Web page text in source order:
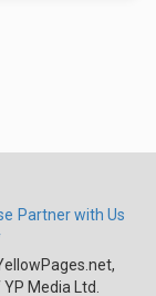
Partner with Us
Media Ltd.